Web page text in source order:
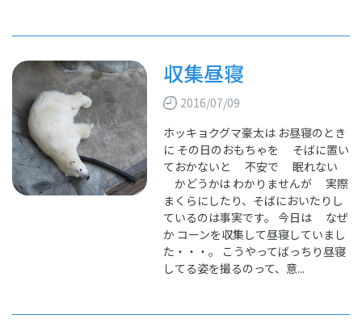
収集昼寝
2016/07/09
ホッキョクグマ豪太は お昼寝のとき
に その日のおもちゃを そばに置い
ておかないと 不安で 眠れない
かどうかは わかりませんが 実際
まくらにしたり、そばにおいたりし
ているのは事実です。 今日は なぜ
か コーンを収集して昼寝していまし
た・・・。 こうやってばっちり昼寝
してる姿を撮るのって、意...